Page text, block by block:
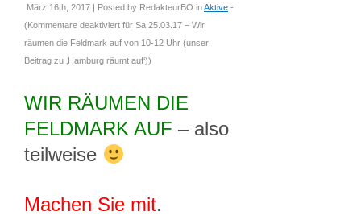
März 16th, 2017 | Posted by RedakteurBO inAktive -
(Kommentare deaktiviert für Sa 25.03.17 – Wir
räumen die Feldmark auf von 10-12 Uhr (unser
Beitrag zu ‚Hamburg räumt auf‘))
WIR RÄUMEN DIE
FELDMARK AUF – also
teilweise
Machen Sie mit.